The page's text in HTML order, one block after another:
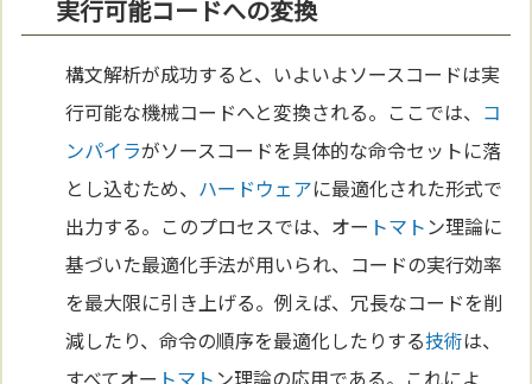
実行可能コードへの変換
構文解析が成功すると、いよいよソースコードは実
行可能な機械コードへと変換される。ここでは、 コ
ンパイラがソースコードを具体的な命令セットに落
とし込むため、 ハードウェアに最適化された形式で
出力する。このプロセスでは、オー トマト ン理論に
基づいた最適化手法が用いられ、コードの実行効率
を最大限に引き上げる。例えば、冗長なコードを削
減したり、命令の順序を最適化したりする技術は、
すべてオー トマト ン理論の応用である。これによ